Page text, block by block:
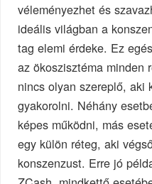
véleményezhet és
ideális világban a
tag elemi érdeke. Ez
az ökoszisztéma minden
nincs olyan szereplő, aki
gyakorolni. Néhány
képes működni, más
egy külön réteg, aki
konszenzust. Erre jó